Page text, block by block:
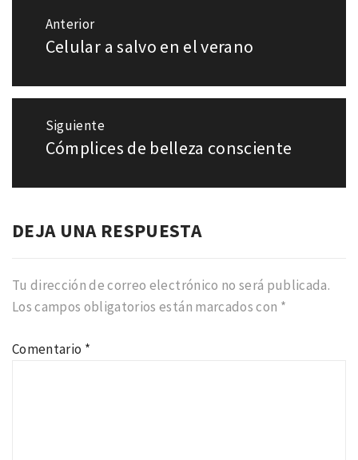
Navegación
Anterior
Entrada
Celular a salvo en el verano
Siguiente
Entrada
Cómplices de belleza consciente
DEJA UNA RESPUESTA
Tu dirección de correo electrónico no será publicada.
Los campos obligatorios están marcados con *
Comentario *